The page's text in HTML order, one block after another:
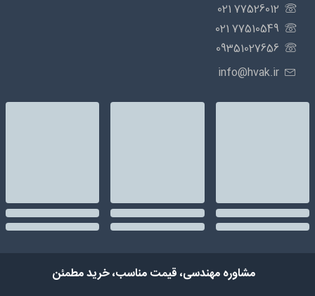
77526012 021
77510549 021
09351027656
info@hvak.ir
مشاوره مهندسی، قیمت مناسب، خرید مطمئن